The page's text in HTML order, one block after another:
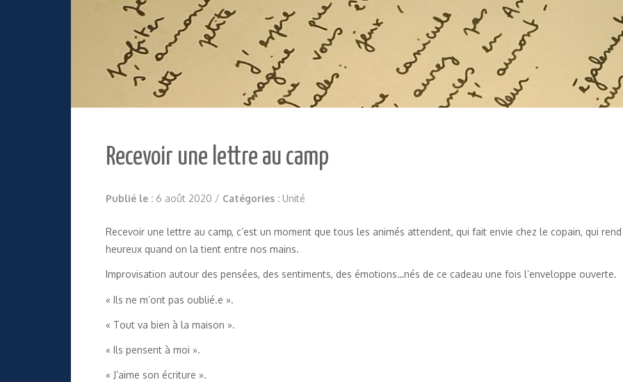
Recevoir une lettre au camp
Publié le : 6 août 2020 / Catégories : Unité
Recevoir une lettre au camp, c’est un moment que tous les animés attendent, qui fait envie chez le copain, qui
heureux quand on la tient entre nos mains.
Improvisation autour des pensées, des sentiments, des émotions…nés de ce cadeau une fois l’enveloppe ouverte.
« Ils ne m’ont pas oublié.e ».
« Tout va bien à la maison ».
« Ils pensent à moi ».
« J’aime son écriture ».